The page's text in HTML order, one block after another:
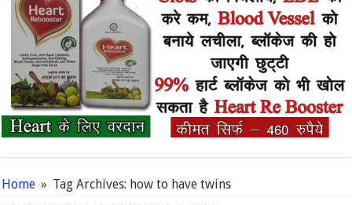
Home » Tag Archives: how to have twins